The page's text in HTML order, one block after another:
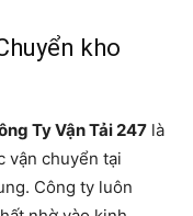
kho
Ty Vận Tải 247 là
vận chuyển tại
Công ty luôn